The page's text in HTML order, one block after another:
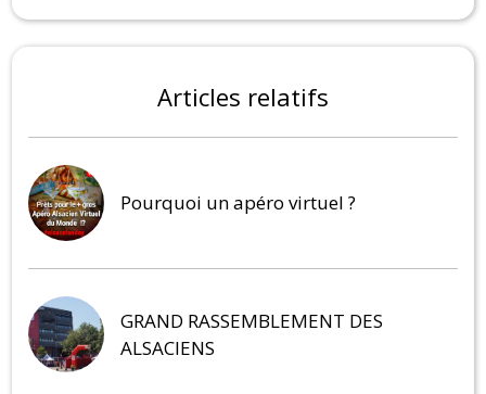
Articles relatifs
Pourquoi un apéro virtuel ?
GRAND RASSEMBLEMENT DES
ALSACIENS